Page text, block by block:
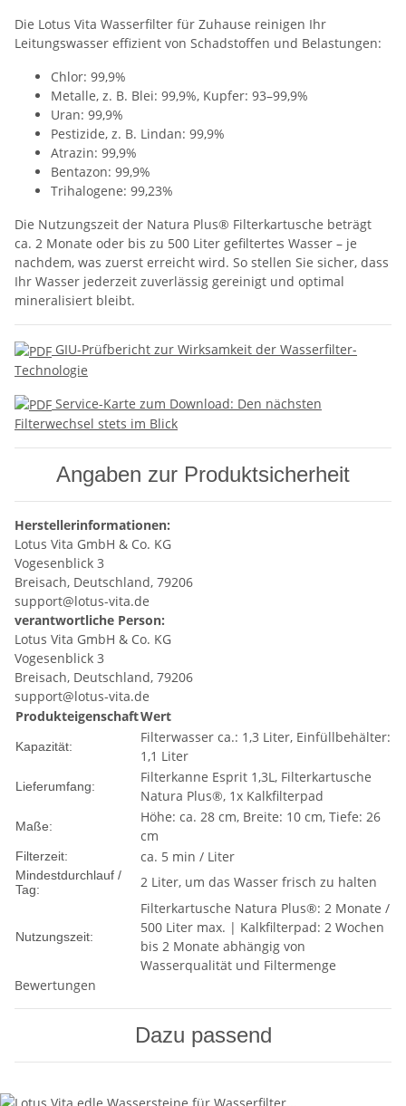
Die Lotus Vita Wasserfilter für Zuhause reinigen Ihr
Leitungswasser effizient von Schadstoffen und Belastungen:
Chlor: 99,9%
Metalle, z. B. Blei: 99,9%, Kupfer: 93–99,9%
Uran: 99,9%
Pestizide, z. B. Lindan: 99,9%
Atrazin: 99,9%
Bentazon: 99,9%
Trihalogene: 99,23%
Die Nutzungszeit der Natura Plus® Filterkartusche beträgt
ca. 2 Monate oder bis zu 500 Liter gefiltertes Wasser – je
nachdem, was zuerst erreicht wird. So stellen Sie sicher, dass
Ihr Wasser jederzeit zuverlässig gereinigt und optimal
mineralisiert bleibt.
GIU-Prüfbericht zur Wirksamkeit der Wasserfilter-
Technologie
Service-Karte zum Download: Den nächsten
Filterwechsel stets im Blick
Angaben zur Produktsicherheit
Herstellerinformationen:
Lotus Vita GmbH & Co. KG
Vogesenblick 3
Breisach, Deutschland, 79206
support@lotus-vita.de
verantwortliche Person:
Lotus Vita GmbH & Co. KG
Vogesenblick 3
Breisach, Deutschland, 79206
support@lotus-vita.de
ProdukteigenschaftWert
Kapazität:
Filterwasser ca.: 1,3 Liter, Einfüllbehälter:
1,1 Liter
Lieferumfang:
Filterkanne Esprit 1,3L, Filterkartusche
Natura Plus®, 1x Kalkfilterpad
Maße:
Höhe: ca. 28 cm, Breite: 10 cm, Tiefe: 26
cm
Filterzeit: ca. 5 min / Liter
Mindestdurchlauf /
Tag:
2 Liter, um das Wasser frisch zu halten
Nutzungszeit:
Filterkartusche Natura Plus®: 2 Monate /
500 Liter max. | Kalkfilterpad: 2 Wochen
bis 2 Monate abhängig von
Wasserqualität und Filtermenge
Bewertungen
Dazu passend